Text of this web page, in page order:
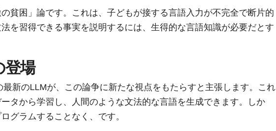
貧困」論です。これは、子どもが接する言語入力が不完全で断片的
を習得できる事実を説明するには、生得的な言語知識が必要だとす
登場
新のLLMが、この論争に新たな視点をもたらすと主張します。これ
タから学習し、人間のような文法的な言語を生成できます。しか
グラムすることなく、です。